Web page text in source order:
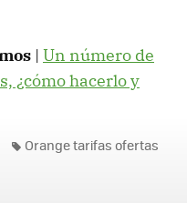
| Un número de
¿cómo hacerlo y
Orange tarifas ofertas